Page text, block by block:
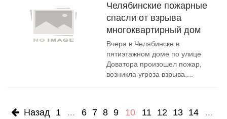
Челябинские пожарные
спасли от взрыва
многоквартирный дом
Вчера в Челябинске в
пятиэтажном доме по улице
Доватора произошел пожар,
возникла угроза взрыва....
Назад 1 ... 6 7 8 9 10 11 12 13 14 ...